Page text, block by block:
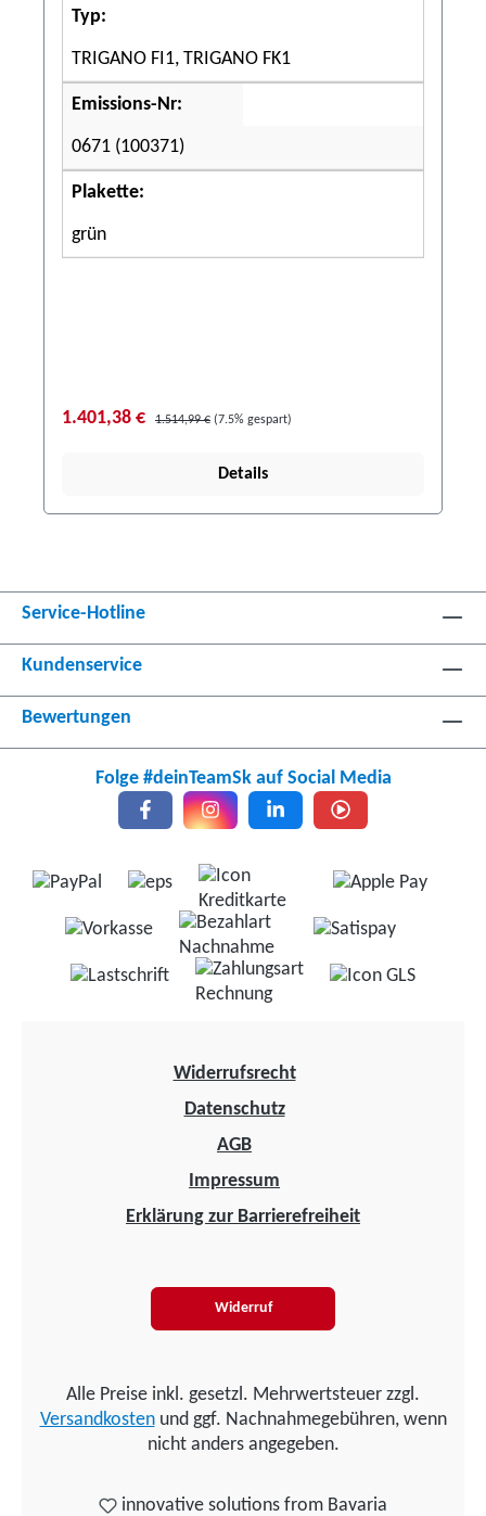
Typ:
TRIGANO FI1, TRIGANO FK1
Emissions-Nr:
0671 (100371)
Plakette:
grün
1.401,38 € 1.514,99 € (7.5% gespart)
Details
Service-Hotline
Kundenservice
Bewertungen
Folge #deinTeamSk auf Social Media
Widerrufsrecht
Datenschutz
AGB
Impressum
Erklärung zur Barrierefreiheit
Widerruf
Alle Preise inkl. gesetzl. Mehrwertsteuer zzgl.
Versandkostenund ggf. Nachnahmegebühren, wenn
nicht anders angegeben.
innovative solutions from Bavaria